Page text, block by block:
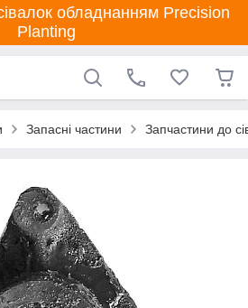
обладнанням Precision
Planting
Запасні частини Запчастини до